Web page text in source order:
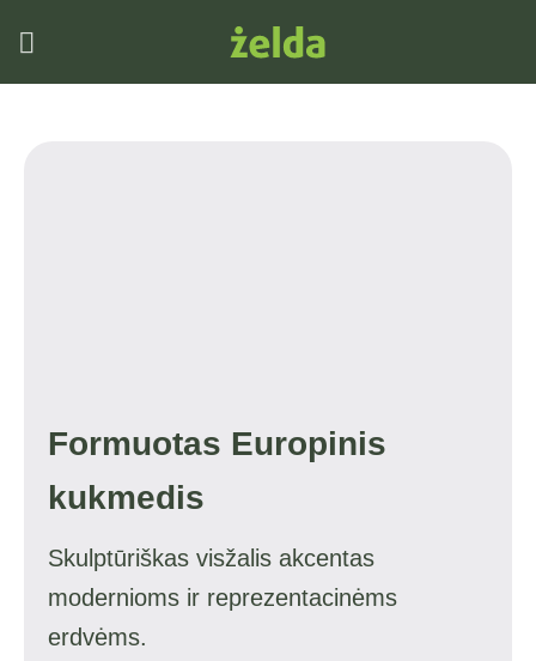
Formuotas Europinis
kukmedis
Skulptūriškas visžalis akcentas
modernioms ir reprezentacinėms
erdvėms.